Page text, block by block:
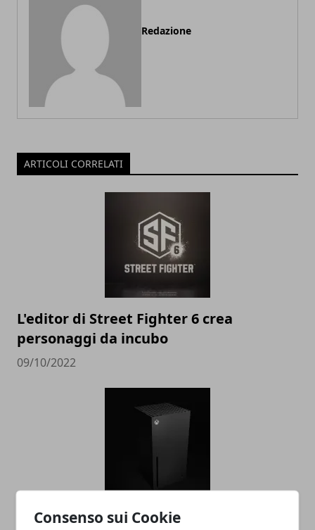
Consenso sui Cookie
Redazione
ARTICOLI CORRELATI
L'editor di Street Fighter 6 crea
personaggi da incubo
09/10/2022
Xbox Series X e Playstation 5 stanno già